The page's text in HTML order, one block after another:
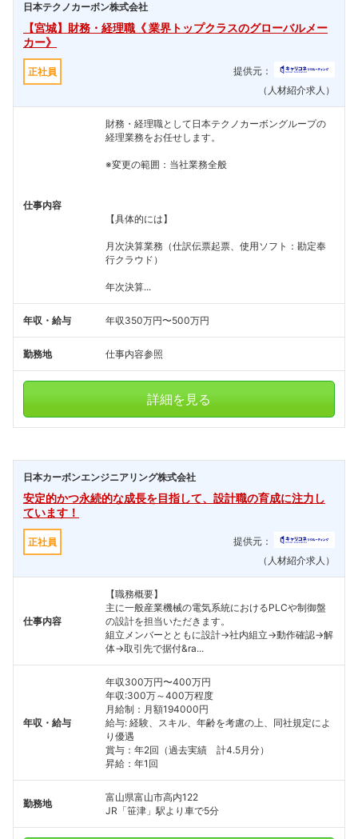
日本テクノカーボン株式会社
【宮城】財務・経理職《 業界トップクラスのグローバルメー
カー》
正社員
提供元：
（人材紹介求人）
仕事内容
財務・経理職として日本テクノカーボングループの
経理業務をお任せします。
※変更の範囲：当社業務全般
【具体的には】
月次決算業務（仕訳伝票起票、使用ソフト：勘定奉
行クラウド）
年次決算...
年収・給与 年収350万円〜500万円
勤務地 仕事内容参照
詳細を見る
日本カーボンエンジニアリング株式会社
安定的かつ永続的な成長を目指して、設計職の育成に注力し
ています！
正社員
提供元：
（人材紹介求人）
仕事内容
【職務概要】
主に一般産業機械の電気系統におけるPLCや制御盤
の設計を担当いただきます。
組立メンバーとともに設計→社内組立→動作確認→解
体→取引先で据付&ra...
年収・給与
年収300万円〜400万円
年収:300万～400万程度
月給制：月額194000円
給与: 経験、スキル、年齢を考慮の上、同社規定によ
り優遇
賞与：年2回（過去実績 計4.5月分）
昇給：年1回
勤務地
富山県富山市高内122
JR「笹津」駅より車で5分